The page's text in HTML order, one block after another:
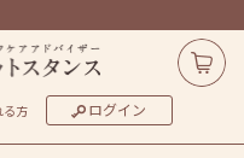
る方 ログイン